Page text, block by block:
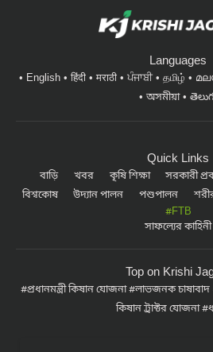
Languages
English हिंदी मराठी ਪੰਜਾਬੀ தமிழ்
অসমীয়া
Quick Links
বাড়ি খবর কৃষি শিক্ষা সরকারী
বিশ্বকোষ
উদ্যান পালন পশুপালন
#FTB
সাফল্যের কাহিনী
Top on Krishi
প্রধানমন্ত্রী কিষান যোজনা লাভজনক চাষাবাদ
কিষান ট্রাক্টর যোজনা